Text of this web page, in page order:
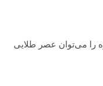
را می‌توان عصر طلایی